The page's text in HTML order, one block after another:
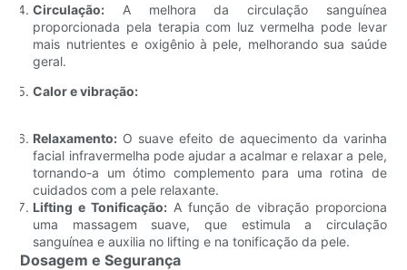
Circulação: A melhora da circulação sanguínea
proporcionada pela terapia com luz vermelha pode levar
mais nutrientes e oxigênio à pele, melhorando sua saúde
geral.
Calor e vibração:
Relaxamento: O suave efeito de aquecimento da varinha
facial infravermelha pode ajudar a acalmar e relaxar a pele,
tornando-a um ótimo complemento para uma rotina de
cuidados com a pele relaxante.
Lifting e Tonificação: A função de vibração proporciona
uma massagem suave, que estimula a circulação
sanguínea e auxilia no lifting e na tonificação da pele.
Dosagem e Segurança